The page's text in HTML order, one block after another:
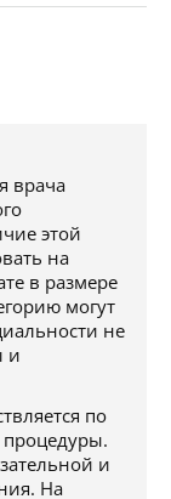
врача
этой
на
в размере
могут
не
и
по
процедуры.
и
На